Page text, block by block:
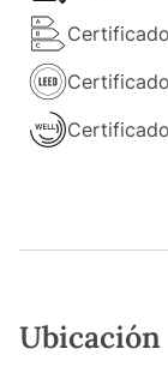
Ubicación